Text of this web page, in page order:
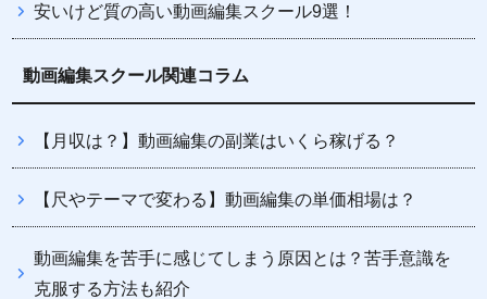
安いけど質の高い動画編集スクール9選！
動画編集スクール関連コラム
【月収は？】動画編集の副業はいくら稼げる？
【尺やテーマで変わる】動画編集の単価相場は？
動画編集を苦手に感じてしまう原因とは？苦手意識を
克服する方法も紹介